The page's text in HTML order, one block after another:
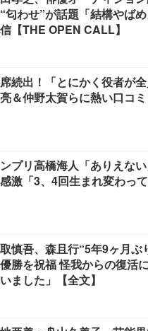
“匂わせ”が話題「結構やば
【THE OPEN CALL】
続出！「とにかく役者が
＆仲野太賀らに熱い口コミ
プリ高橋海人「ありえな
激「3、4回生まれ変わって
慎吾、森且行“5年9ヶ月ぶ
勝を祝福 怪我からの復活
ました」【全文】